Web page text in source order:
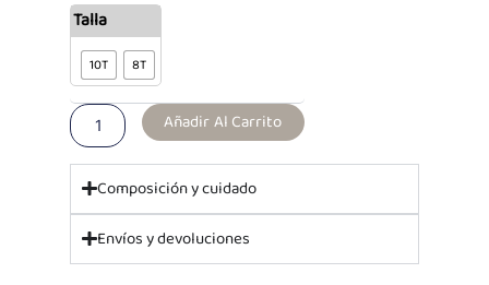
Talla
10T 8T
PF
Short
Drill
Beige
Paul
cantidad
Añadir Al Carrito
Composición y cuidado
Envíos y devoluciones